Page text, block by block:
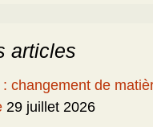
articles
changement de
29 juillet 2026